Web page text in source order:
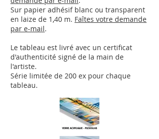
Sur papier adhésif blanc ou transparent
en laize de 1,40 m. Faîtes votre demande
par e-mail.
Le tableau est livré avec un certificat
d'authenticité signé de la main de
l'artiste.
Série limitée de 200 ex pour chaque
tableau.